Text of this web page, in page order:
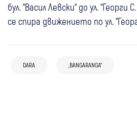
бул. “Васил Левски“ до ул. “Георги
се спира движението по ул.
DARA „BANGARANGA“
беше на ръба преди
България не само
България 22 май